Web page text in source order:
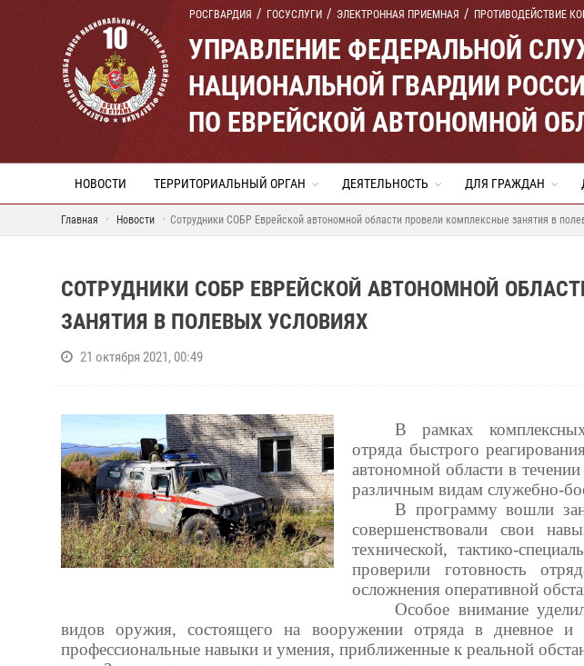
РОСГВАРДИЯ ГОСУСЛУГИ ЭЛЕКТРОННАЯ ПРИЕМНАЯ ПРОТИВОДЕЙСТВИЕ
УПРАВЛЕНИЕ ФЕДЕРАЛЬНОЙ
НАЦИОНАЛЬНОЙ ГВАРДИИ
ПО ЕВРЕЙСКОЙ АВТОНОМНОЙ
НОВОСТИ ТЕРРИТОРИАЛЬНЫЙ ОРГАН ДЕЯТЕЛЬНОСТЬ ДЛЯ ГРАЖДАН
Главная Новости Сотрудники СОБР Еврейской автономной области провели комплексные занятия в
СОТРУДНИКИ СОБР ЕВРЕЙСКОЙ АВТОНОМНОЙ
ЗАНЯТИЯ В ПОЛЕВЫХ УСЛОВИЯХ
21 октября 2021, 00:49
В рамках
отряда быстрого
автономной области в
различным видам служебно-
В программу вошли
совершенствовали свои
технической, тактико-
проверили готовность
осложнения оперативной
Особое внимание
видов оружия, состоящего на вооружении отряда в дневное и
профессиональные навыки и умения, приближенные к реальной